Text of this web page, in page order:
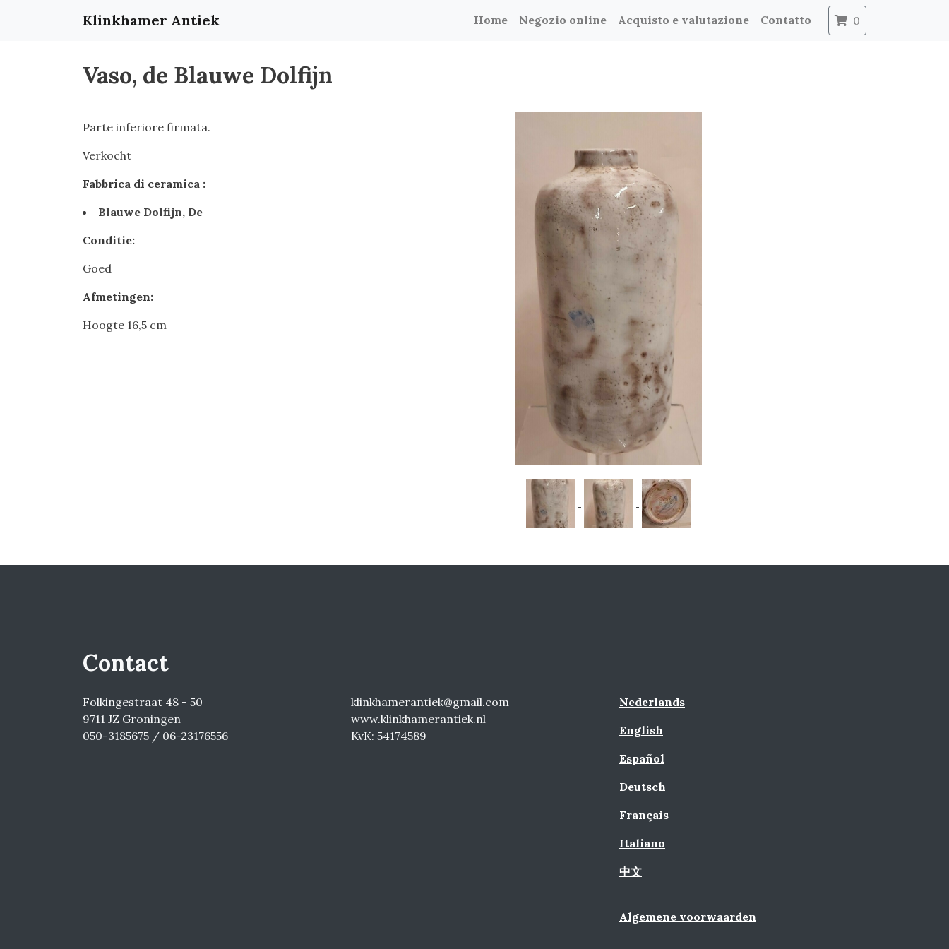
Klinkhamer Antiek Home Negozio online Acquisto e valutazione Contatto 0
Vaso, de Blauwe Dolfijn
Parte inferiore firmata.
Verkocht
Fabbrica di ceramica :
Blauwe Dolfijn, De
Conditie:
Goed
Afmetingen:
Hoogte 16,5 cm
Contact
Folkingestraat 48 - 50
9711 JZ Groningen
050-3185675 / 06-23176556
klinkhamerantiek@gmail.com
www.klinkhamerantiek.nl
KvK: 54174589
Nederlands
English
Español
Deutsch
Français
Italiano
中文
Algemene voorwaarden